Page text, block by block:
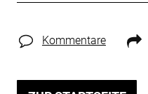
Kommentare